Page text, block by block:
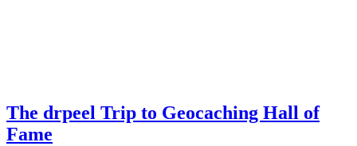
The drpeel Trip to Geocaching Hall of
Fame